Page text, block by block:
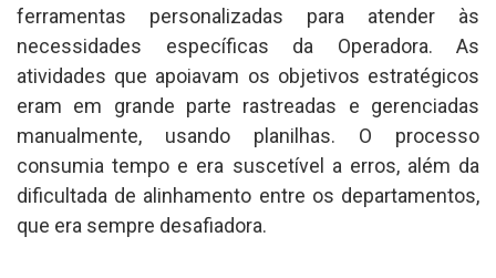
ferramentas personalizadas para atender às
necessidades específicas da Operadora. As
atividades que apoiavam os objetivos estratégicos
eram em grande parte rastreadas e gerenciadas
manualmente, usando planilhas. O processo
consumia tempo e era suscetível a erros, além da
dificultada de alinhamento entre os departamentos,
que era sempre desafiadora.